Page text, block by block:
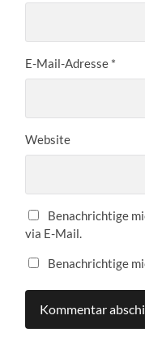
E-Mail-Adresse *
Website
Benachrichtige
via E-Mail.
Benachrichtige